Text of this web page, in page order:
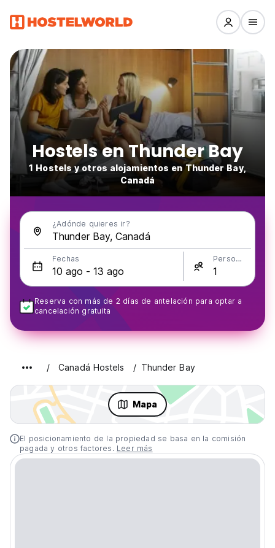
Hostels en Thunder Bay
1 Hostels y otros alojamientos en Thunder Bay,
Canadá
¿Adónde quieres ir?
Fechas Personas
Reserva con más de 2 días de antelación para optar a
cancelación gratuita
Canadá Hostels Thunder Bay
Mapa
El posicionamiento de la propiedad se basa en la comisión
pagada y otros factores. Leer más